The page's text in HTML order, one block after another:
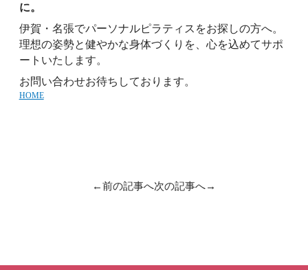
に。
伊賀・名張でパーソナルピラティスをお探しの方へ。
理想の姿勢と健やかな身体づくりを、心を込めてサポ
ートいたします。
お問い合わせお待ちしております。
HOME
←前の記事へ次の記事へ→